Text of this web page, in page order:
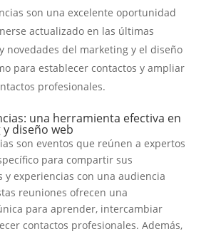
son una excelente oportunidad
actualizado en las últimas
novedades del marketing y el diseño
para establecer contactos y ampliar
profesionales.
una herramienta efectiva en
diseño web
son eventos que reúnen a expertos
para compartir sus
y experiencias con una audiencia
reuniones ofrecen una
para aprender, intercambiar
contactos profesionales. Además,